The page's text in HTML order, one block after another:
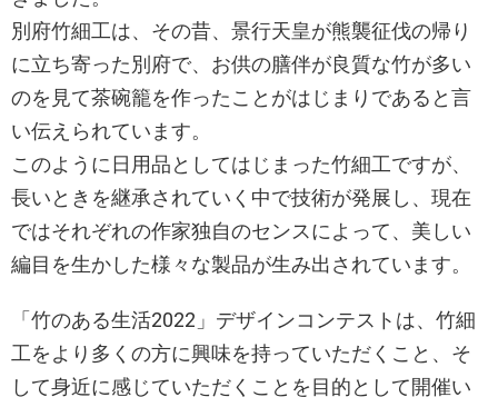
別府竹細工は、その昔、景行天皇が熊襲征伐の帰り
に立ち寄った別府で、お供の膳伴が良質な竹が多い
のを見て茶碗籠を作ったことがはじまりであると言
い伝えられています。
このように日用品としてはじまった竹細工ですが、
長いときを継承されていく中で技術が発展し、現在
ではそれぞれの作家独自のセンスによって、美しい
編目を生かした様々な製品が生み出されています。
「竹のある生活2022」デザインコンテストは、竹細
工をより多くの方に興味を持っていただくこと、そ
して身近に感じていただくことを目的として開催い